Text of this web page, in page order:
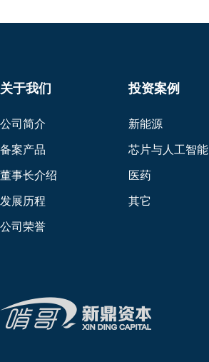
关于我们
公司简介
备案产品
董事长介绍
发展历程
公司荣誉
投资案例
新能源
芯片与人工智能
医药
其它